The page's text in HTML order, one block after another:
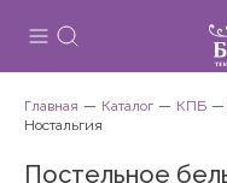
Главная Каталог КПБ
Ностальгия
Постельное